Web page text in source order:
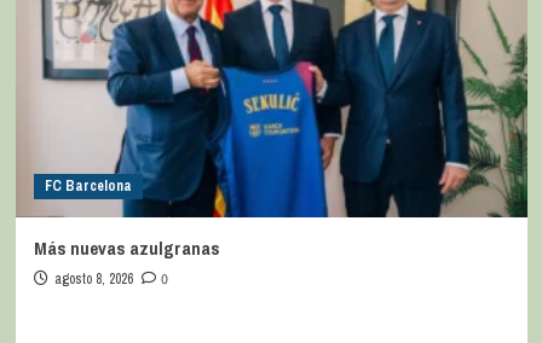
FC Barcelona
Más nuevas azulgranas
agosto 8, 2026 0